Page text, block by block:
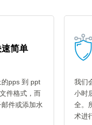
简单
pps 到 ppt
件格式，而
件或添加水
我们
小时
全。
术进